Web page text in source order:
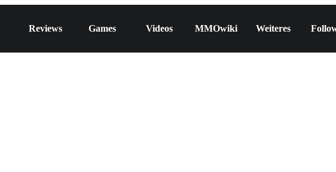
Reviews Games Videos MMOwiki Weiteres